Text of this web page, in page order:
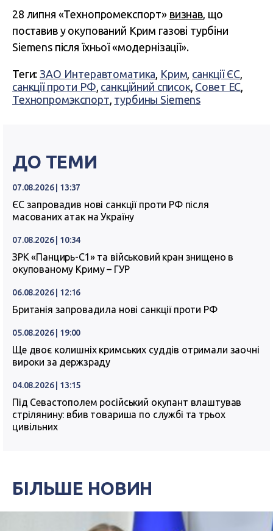
28 липня «Технопромекспорт» визнав, що
поставив у окупований Крим газові турбіни
Siemens після їхньої «модернізації».
Теги:ЗАО Интеравтоматика, Крим, санкції ЄС,
санкції проти РФ, санкційний список, Совет ЕС,
Технопромэкспорт, турбины Siemens
ДО ТЕМИ
07.08.2026 | 13:37
ЄС запровадив нові санкції проти РФ після
масованих атак на Україну
07.08.2026 | 10:34
ЗРК «Панцирь-С1» та військовий кран знищено в
окупованому Криму – ГУР
06.08.2026 | 12:16
Британія запровадила нові санкції проти РФ
05.08.2026 | 19:00
Ще двоє колишніх кримських суддів отримали заочні
вироки за держзраду
04.08.2026 | 13:15
Під Севастополем російський окупант влаштував
стрілянину: вбив товариша по службі та трьох
цивільних
БІЛЬШЕ НОВИН